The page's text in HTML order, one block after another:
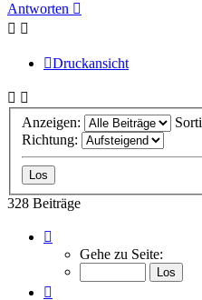
Antworten
Druckansicht
Anzeigen:
Richtung:
328 Beiträge
33
von
Gehe zu Seite: